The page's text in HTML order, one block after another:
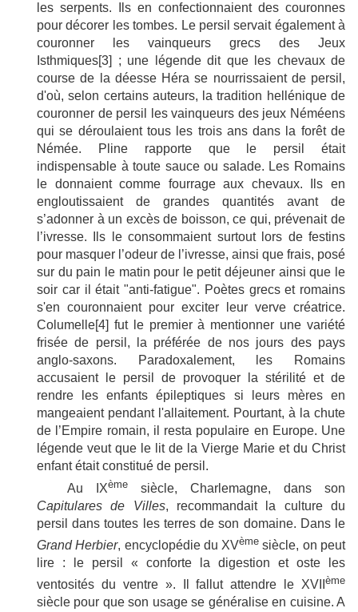
les serpents. Ils en confectionnaient des couronnes
pour décorer les tombes. Le persil servait également à
couronner les vainqueurs grecs des Jeux
Isthmiques[3] ; une légende dit que les chevaux de
course de la déesse Héra se nourrissaient de persil,
d'où, selon certains auteurs, la tradition hellénique de
couronner de persil les vainqueurs des jeux Néméens
qui se déroulaient tous les trois ans dans la forêt de
Némée.
Pline rapporte que le persil était
indispensable à toute sauce ou salade. Les Romains
le donnaient comme fourrage aux chevaux. Ils en
engloutissaient de grandes quantités avant de
s’adonner à un excès de boisson, ce qui, prévenait de
l’ivresse. Ils le consommaient surtout lors de festins
pour masquer l’odeur de l’ivresse, ainsi que frais, posé
sur du pain le matin pour le petit déjeuner ainsi que le
soir car il était "anti-fatigue". Poètes grecs et romains
s'en couronnaient pour exciter leur verve créatrice.
Columelle[4] fut le premier à mentionner une variété
frisée de persil, la préférée de nos jours des pays
anglo-saxons. Paradoxalement, les Romains
accusaient le persil de provoquer la stérilité et de
rendre
les enfants épileptiques si leurs mères en
mangeaient pendant l'allaitement. Pourtant, à la chute
de l’Empire romain, il resta populaire en Europe. Une
légende veut que le lit de la Vierge Marie et du Christ
enfant était constitué de persil.
Au IXèmesiècle, Charlemagne, dans son
Capitulares de Villes,
recommandait la culture du
persil dans toutes les terres de son domaine. Dans le
Grand Herbier, encyclopédie du XVème siècle, on peut
lire : le persil « conforte la digestion et oste les
ventosités du ventre ». Il fallut attendre le XVII ème
siècle pour que son usage se généralise en cuisine. A